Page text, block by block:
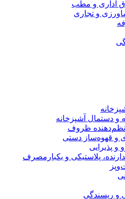
اداری و مطب
و تجاری
و دستمال آشپزخانه
ظروف
و قهوه‌ساز دستی
پذیرایی
پلاستیکی و یکبارمصرف
و ریسندگی